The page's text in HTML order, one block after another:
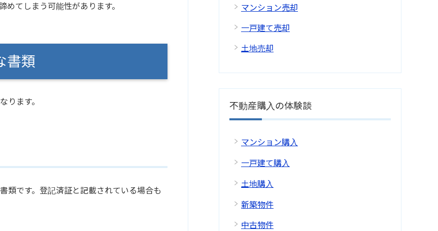
てしまう可能性があります。
書類
ります。
類です。登記済証と記載されている場合も
マンション売却
一戸建て売却
土地売却
不動産購入の体験談
マンション購入
一戸建て購入
土地購入
新築物件
中古物件